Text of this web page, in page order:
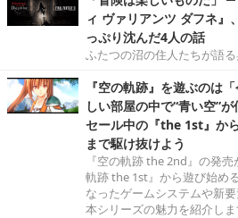
ィ ヴァリアンツ ダフネ
っぷり沈んだ4人の話
ふたつの沼の住人たちが語る
『空の軌跡』を遊ぶのは
しい部屋の中で“青い空”
セール中の『the 1st』か
まで駆け抜けよう
『空の軌跡 the 2nd』の発
軌跡 the 1st』から遊び始め
なったゲームシステムや新
本シリーズの魅力を紹介しま